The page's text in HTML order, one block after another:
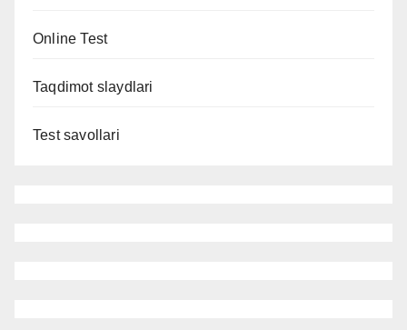
Online Test
Taqdimot slaydlari
Test savollari